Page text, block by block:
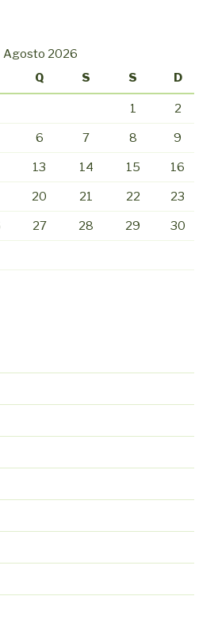
Agosto 2026
Q S S D
1 2
6 7 8 9
13 14 15 16
20 21 22 23
27 28 29 30